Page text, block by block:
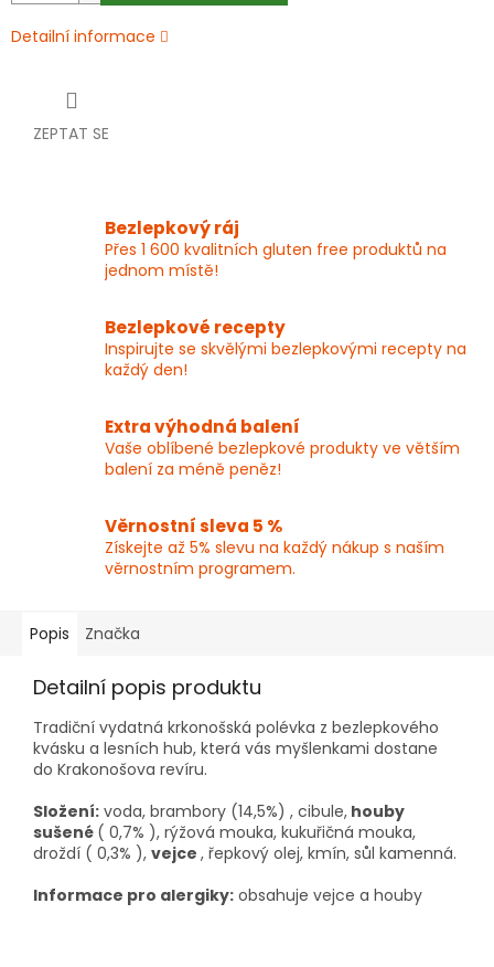
Detailní informace
ZEPTAT SE
Bezlepkový ráj
Přes 1 600 kvalitních gluten free produktů na
jednom místě!
Bezlepkové recepty
Inspirujte se skvělými bezlepkovými recepty na
každý den!
Extra výhodná balení
Vaše oblíbené bezlepkové produkty ve větším
balení za méně peněz!
Věrnostní sleva 5 %
Získejte až 5% slevu na každý nákup s naším
věrnostním programem.
Popis Značka
Detailní popis produktu
Tradiční vydatná krkonošská polévka z bezlepkového
kvásku a lesních hub, která vás myšlenkami dostane
do Krakonošova revíru.
Složení: voda, brambory (14,5%) , cibule, houby
sušené ( 0,7% ), rýžová mouka, kukuřičná mouka,
droždí ( 0,3% ), vejce , řepkový olej, kmín, sůl kamenná.
Informace pro alergiky: obsahuje vejce a houby